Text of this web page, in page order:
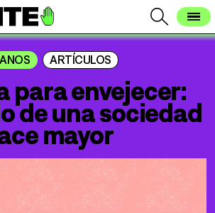
ARTÍCULOS
para envejecer:
de una sociedad
mayor